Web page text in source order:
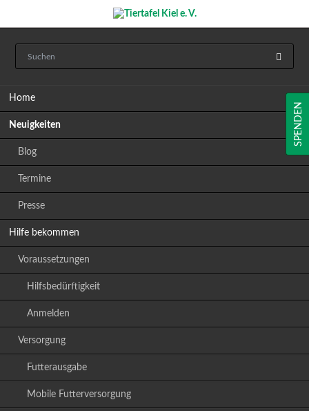
Home
Neuigkeiten
Blog
Termine
Presse
Hilfe bekommen
Voraussetzungen
Hilfsbedürftigkeit
Anmelden
Versorgung
Futterausgabe
Mobile Futterversorgung
SPENDEN